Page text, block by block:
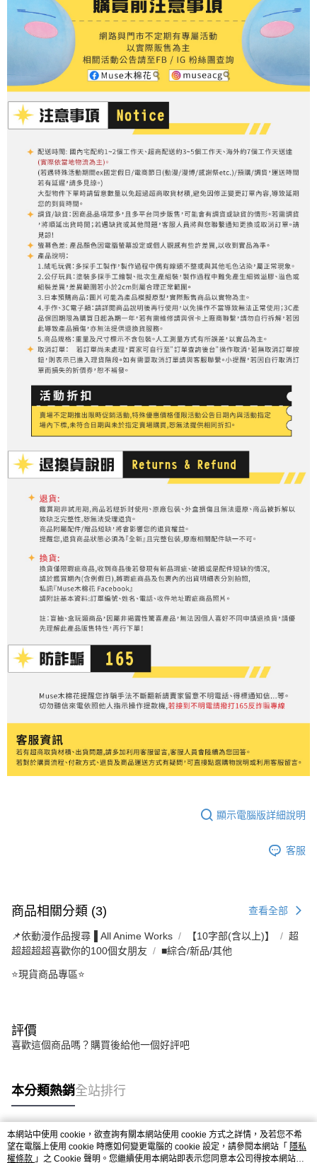
顯示電腦版詳細說明
客服
商品相關分類 (3) 查看全部
📌依動漫作品搜尋▐ All Anime Works 【10字部(含以上)】
超
超超超超喜歡你的100個女朋友
■綜合/新品/其他
⭐現貨商品專區⭐
評價
喜歡這個商品嗎？購買後給他一個好評吧
本分類熱銷全站排行
熱門標籤
本網站中使用 cookie，欲查詢有關本網站使用 cookie 方式之詳情，及若您不希
望在電腦上使用 cookie 時應如何變更電腦的 cookie 設定，請參閱本網站「 隱私
權條款 」之 Cookie 聲明。您繼續使用本網站即表示您同意本公司得按本網站使